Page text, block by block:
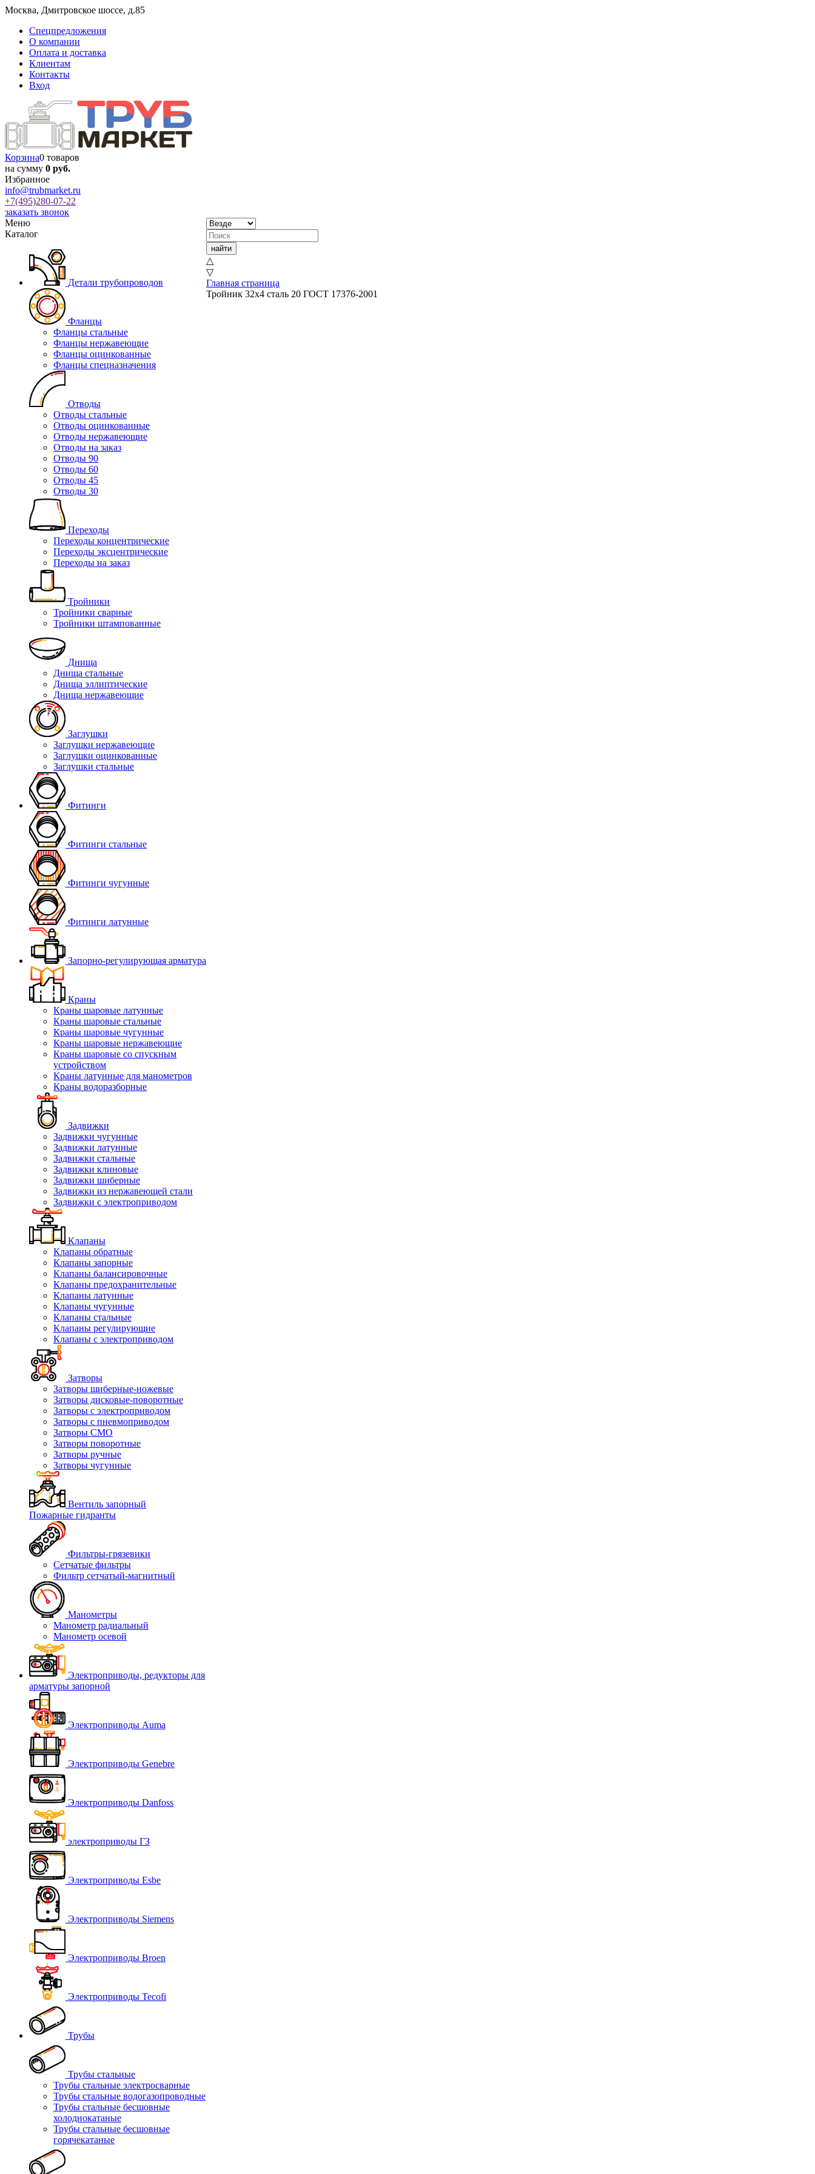
Москва, Дмитровское шоссе, д.85
Спецпредложения
О компании
Оплата и доставка
Клиентам
Контакты
Вход
Корзина0 товаров
на сумму 0 руб.
Избранное
info@trubmarket.ru
+7(495)280-07-22
заказать звонок
Меню
Каталог
Детали трубопроводов
Фланцы
Фланцы стальные
Фланцы нержавеющие
Фланцы оцинкованные
Фланцы спецназначения
Отводы
Отводы стальные
Отводы оцинкованные
Отводы нержавеющие
Отводы на заказ
Отводы 90
Отводы 60
Отводы 45
Отводы 30
Переходы
Переходы концентрические
Переходы эксцентрические
Переходы на заказ
Тройники
Тройники сварные
Тройники штампованные
Днища
Днища стальные
Днища эллиптические
Днища нержавеющие
Заглушки
Заглушки нержавеющие
Заглушки оцинкованные
Заглушки стальные
Фитинги
Фитинги стальные
Фитинги чугунные
Фитинги латунные
Запорно-регулирующая арматура
Краны
Краны шаровые латунные
Краны шаровые стальные
Краны шаровые чугунные
Краны шаровые нержавеющие
Краны шаровые со спускным
устройством
Краны латунные для манометров
Краны водоразборные
Задвижки
Задвижки чугунные
Задвижки латунные
Задвижки стальные
Задвижки клиновые
Задвижки шиберные
Задвижки из нержавеющей стали
Задвижки с электроприводом
Клапаны
Клапаны обратные
Клапаны запорные
Клапаны балансировочные
Клапаны предохранительные
Клапаны латунные
Клапаны чугунные
Клапаны стальные
Клапаны регулирующие
Клапаны с электроприводом
Затворы
Затворы шиберные-ножевые
Затворы дисковые-поворотные
Затворы с электроприводом
Затворы с пневмоприводом
Затворы СМО
Затворы поворотные
Затворы ручные
Затворы чугунные
Вентиль запорный
Пожарные гидранты
Фильтры-грязевики
Сетчатые фильтры
Фильтр сетчатый-магнитный
Манометры
Манометр радиальный
Манометр осевой
Электроприводы, редукторы для
арматуры запорной
Электроприводы Auma
Электроприводы Genebre
Электроприводы Danfoss
электроприводы ГЗ
Электроприводы Esbe
Электроприводы Siemens
Электроприводы Broen
Электроприводы Tecofi
Трубы
Трубы стальные
Трубы стальные электросварные
Трубы стальные водогазопроводные
Трубы стальные бесшовные
холоднокатаные
Трубы стальные бесшовные
горячекатаные
△
▽
Главная страница
Тройник 32х4 сталь 20 ГОСТ 17376-2001